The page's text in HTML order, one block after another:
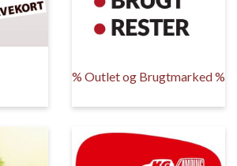
% Outlet og Brugtmarked %